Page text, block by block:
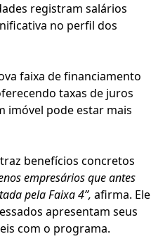
registram salários
no perfil dos
faixa de financiamento
taxas de juros
imóvel pode estar mais
benefícios concretos
empresários que antes
pela Faixa 4”, afirma. Ele
apresentam seus
com o programa.